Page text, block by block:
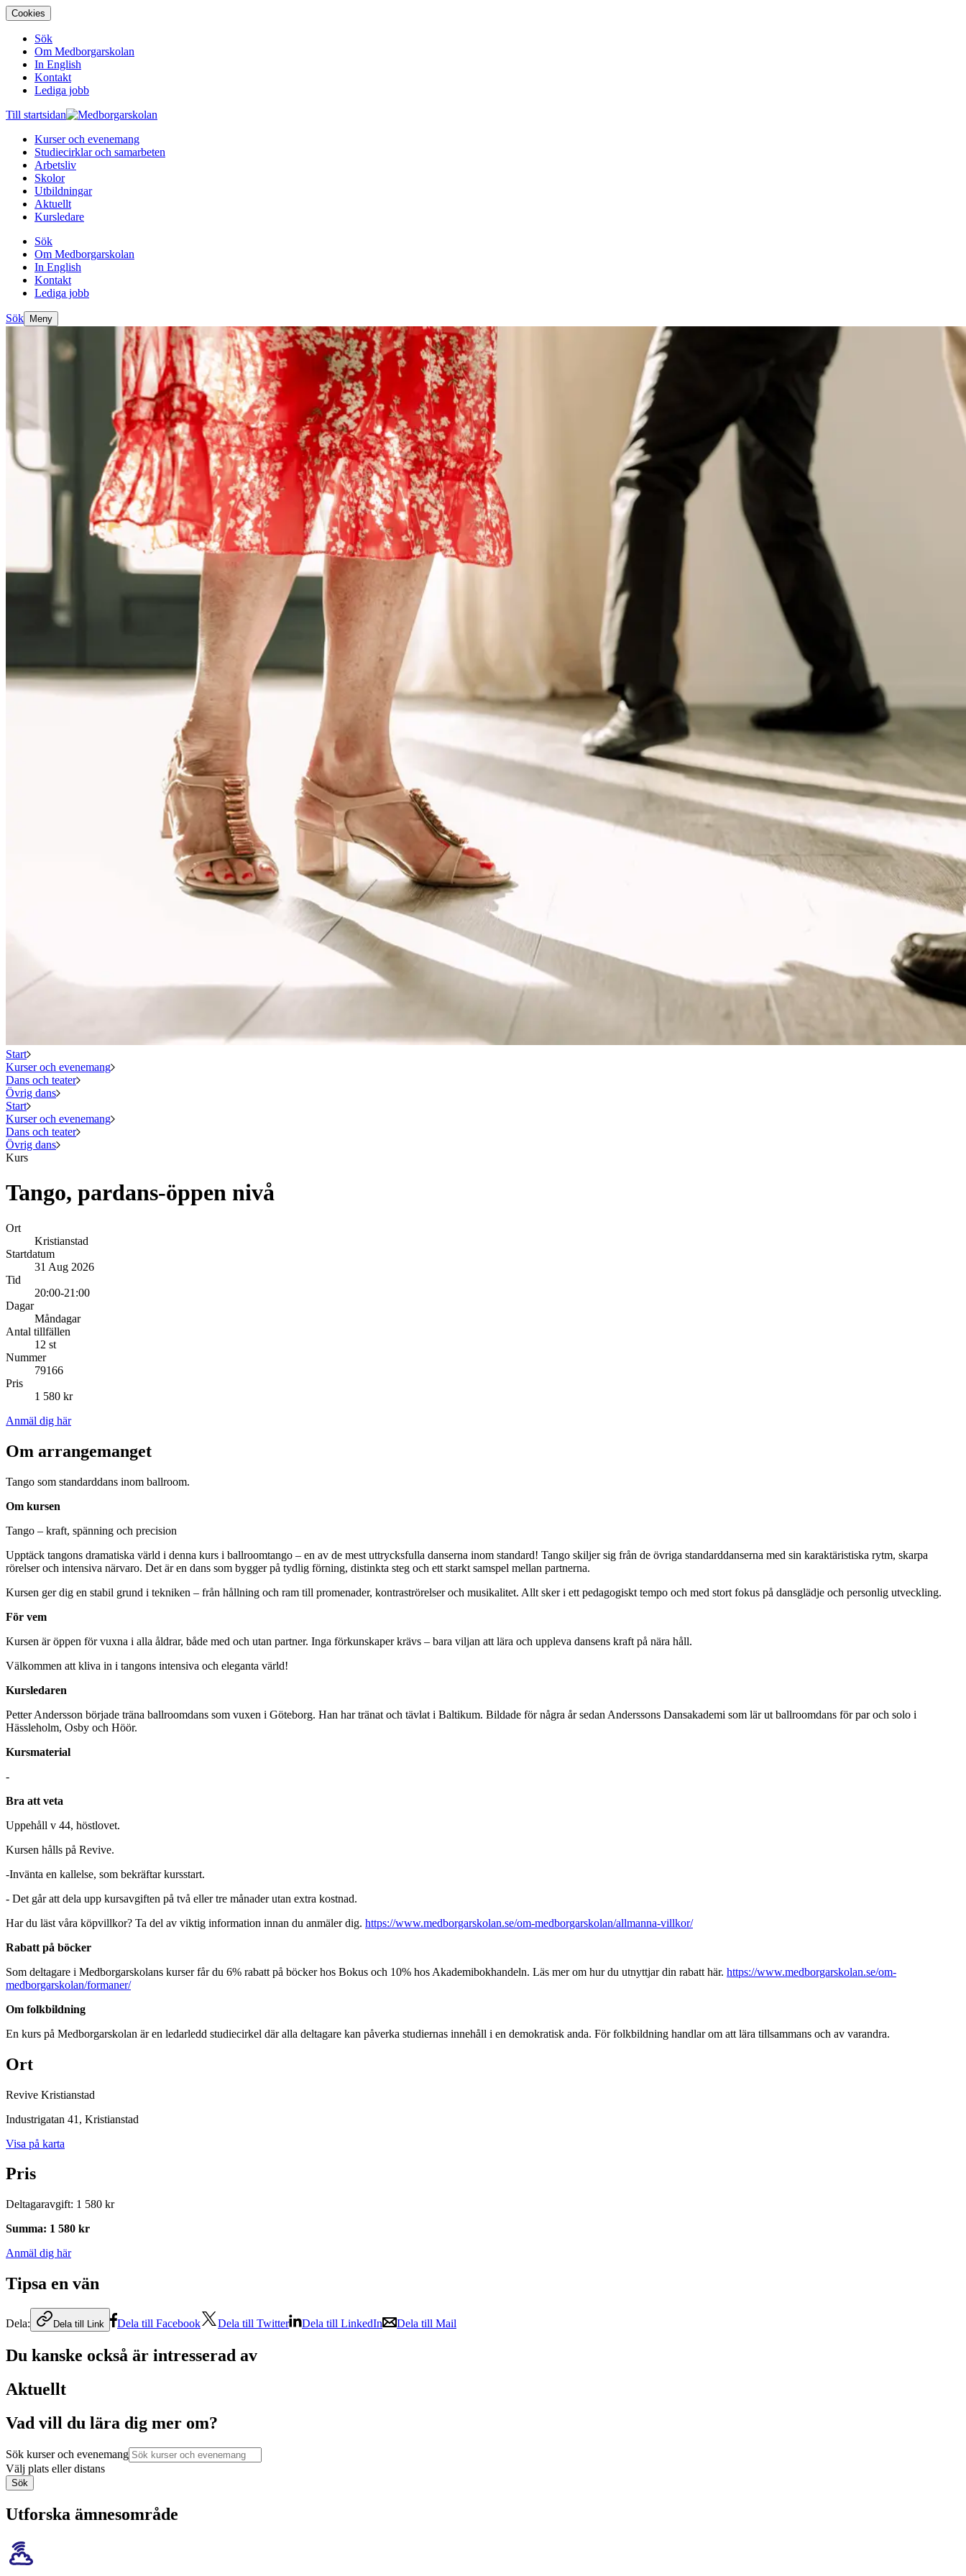
Cookies
Sök
Om Medborgarskolan
In English
Kontakt
Lediga jobb
Till startsidan
Kurser och evenemang
Studiecirklar och samarbeten
Arbetsliv
Skolor
Utbildningar
Aktuellt
Kursledare
Sök
Om Medborgarskolan
In English
Kontakt
Lediga jobb
Sök Meny
Start
Kurser och evenemang
Dans och teater
Övrig dans
Start
Kurser och evenemang
Dans och teater
Övrig dans
Kurs
Tango, pardans-öppen nivå
Ort
Kristianstad
Startdatum
31 Aug 2026
Tid
20:00-21:00
Dagar
Måndagar
Antal tillfällen
12 st
Nummer
79166
Pris
1 580 kr
Anmäl dig här
Om arrangemanget
Tango som standarddans inom ballroom.
Om kursen
Tango – kraft, spänning och precision
Upptäck tangons dramatiska värld i denna kurs i ballroomtango – en av de mest uttrycksfulla danserna inom standard! Tango skiljer sig från de övriga standarddanserna med sin karaktäristiska rytm, skarpa
rörelser och intensiva närvaro. Det är en dans som bygger på tydlig förning, distinkta steg och ett starkt samspel mellan partnerna.
Kursen ger dig en stabil grund i tekniken – från hållning och ram till promenader, kontraströrelser och musikalitet. Allt sker i ett pedagogiskt tempo och med stort fokus på dansglädje och personlig utveckling.
För vem
Kursen är öppen för vuxna i alla åldrar, både med och utan partner. Inga förkunskaper krävs – bara viljan att lära och uppleva dansens kraft på nära håll.
Välkommen att kliva in i tangons intensiva och eleganta värld!
Kursledaren
Petter Andersson började träna ballroomdans som vuxen i Göteborg. Han har tränat och tävlat i Baltikum. Bildade för några år sedan Anderssons Dansakademi som lär ut ballroomdans för par och solo i
Hässleholm, Osby och Höör.
Kursmaterial
-
Bra att veta
Uppehåll v 44, höstlovet.
Kursen hålls på Revive.
-Invänta en kallelse, som bekräftar kursstart.
- Det går att dela upp kursavgiften på två eller tre månader utan extra kostnad.
Har du läst våra köpvillkor? Ta del av viktig information innan du anmäler dig. https://www.medborgarskolan.se/om-medborgarskolan/allmanna-villkor/
Rabatt på böcker
Som deltagare i Medborgarskolans kurser får du 6% rabatt på böcker hos Bokus och 10% hos Akademibokhandeln. Läs mer om hur du utnyttjar din rabatt här. https://www.medborgarskolan.se/om-
medborgarskolan/formaner/
Om folkbildning
En kurs på Medborgarskolan är en ledarledd studiecirkel där alla deltagare kan påverka studiernas innehåll i en demokratisk anda. För folkbildning handlar om att lära tillsammans och av varandra.
Ort
Revive Kristianstad
Industrigatan 41 , Kristianstad
Visa på karta
Pris
Deltagaravgift: 1 580 kr
Summa: 1 580 kr
Anmäl dig här
Tipsa en vän
Dela: Dela till Link Dela till Facebook Dela till Twitter Dela till LinkedIn Dela till Mail
Du kanske också är intresserad av
Aktuellt
Vad vill du lära dig mer om?
Sök kurser och evenemang
Välj plats eller distans
Sök
Utforska ämnesområde